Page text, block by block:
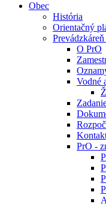
Obec
História
Orientačný
O PrO
Vodné
PrO -